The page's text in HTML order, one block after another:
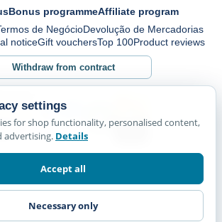
Bonus programmeAffiliate program
de NegócioDevolução de Mercadorias
noticeGift vouchersTop 100Product reviews
Withdraw from contract
settings
for shop functionality, personalised content,
advertising. Details
Accept all
Necessary only